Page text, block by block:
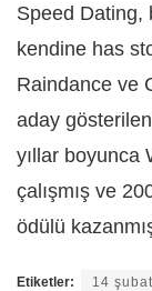
Speed Dating,
kendine has
Raindance ve
aday
yıllar boyunca
çalışmış ve
ödülü
Etiketler: 14 şubat